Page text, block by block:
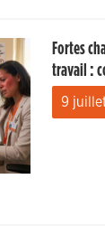
Fortes
travail :
9